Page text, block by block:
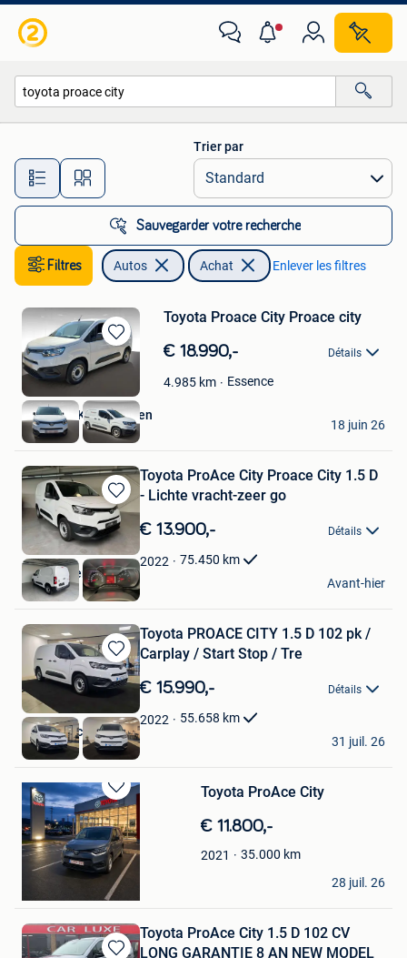
Toutes les distances…
Trier par
Sauvegarder votre recherche
Filtres Autos Achat Enlever les filtres
Sauvegarder
dans
Favoris
Toyota Proace City Proace city
€ 18.990,- Détails
4.985 km Essence
HANSWIJK - Mechelen
Malines
18 juin 26
Sauvegarder
dans
Mes
Favoris
Toyota ProAce City Proace City 1.5 D
- Lichte vracht-zeer go
€ 13.900,- Détails
2022 75.450 km
AutocenterLDS
Lebbeke
Avant-hier
Sauvegarder
dans
Mes
Favoris
Toyota PROACE CITY 1.5 D 102 pk /
Carplay / Start Stop / Tre
€ 15.990,- Détails
2022 55.658 km
B&Y Autocenter
Kermt
31 juil. 26
Sauvegarder
dans
Mes
Favoris
Toyota ProAce City
€ 11.800,-
2021 35.000 km
S1B2D3
28 juil. 26
Toyota ProAce City 1.5 D 102 CV
LONG GARANTIE 8 AN NEW MODEL